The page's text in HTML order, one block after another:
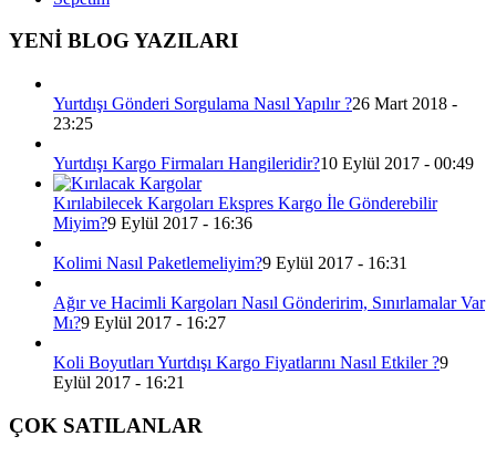
YENİ BLOG YAZILARI
Yurtdışı Gönderi Sorgulama Nasıl Yapılır ?26 Mart 2018 -
23:25
Yurtdışı Kargo Firmaları Hangileridir?10 Eylül 2017 - 00:49
Kırılabilecek Kargoları Ekspres Kargo İle Gönderebilir
Miyim?9 Eylül 2017 - 16:36
Kolimi Nasıl Paketlemeliyim?9 Eylül 2017 - 16:31
Ağır ve Hacimli Kargoları Nasıl Gönderirim, Sınırlamalar Var
Mı?9 Eylül 2017 - 16:27
Koli Boyutları Yurtdışı Kargo Fiyatlarını Nasıl Etkiler ?9
Eylül 2017 - 16:21
ÇOK SATILANLAR